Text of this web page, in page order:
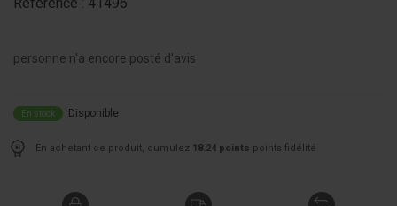
personne n'a encore posté d'avis
En stock Disponible
En achetant ce produit, cumulez 18.24 points points fidélité